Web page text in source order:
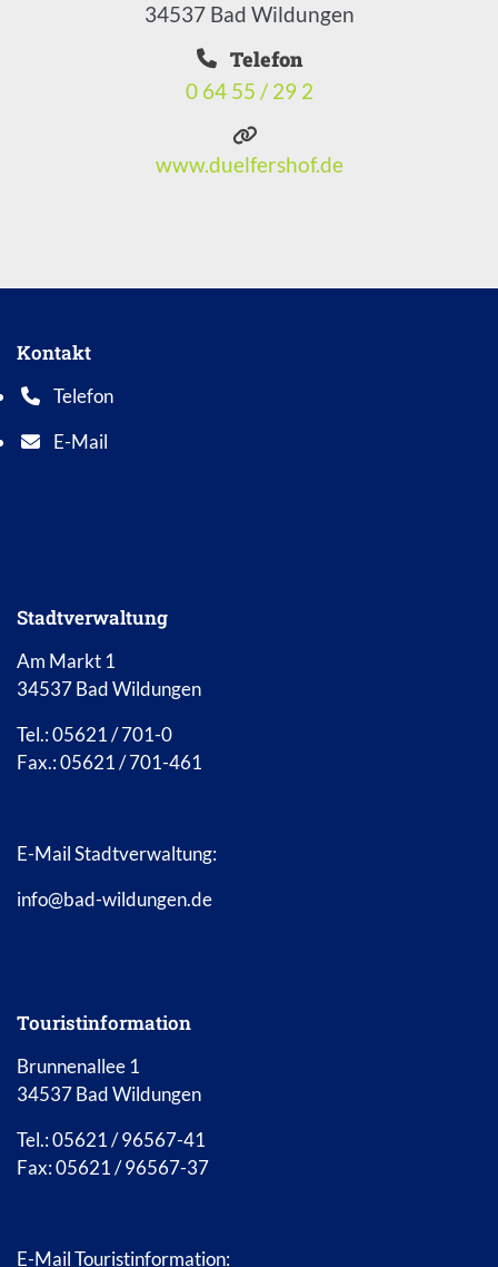
34537 Bad Wildungen
Telefon
0 64 55 / 29 2
www.duelfershof.de
Kontakt
Telefon
Telefonnummer: 0 5 6 2 1 7 0 1 0
E-Mail
E-Mail Adresse: info@bad-wildungen.de
Stadtverwaltung
Am Markt 1
34537 Bad Wildungen
Tel.: 05621 / 701-0
Fax.: 05621 / 701-461
E-Mail Stadtverwaltung:
info@bad-wildungen.de
Touristinformation
Brunnenallee 1
34537 Bad Wildungen
Tel.: 05621 / 96567-41
Fax: 05621 / 96567-37
E-Mail Touristinformation: